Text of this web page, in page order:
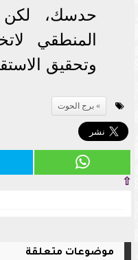
حدسك، لكن
المنطقي
وتحقيق
برج الحوت
⇧
موضوعات متعلقة